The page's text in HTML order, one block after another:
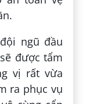
ngũ đầu
được tẩm
vị rất vừa
ra phục vụ